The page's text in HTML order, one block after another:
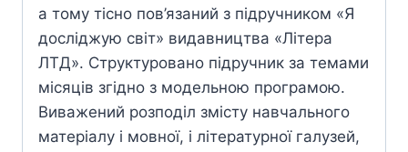
а тому тісно пов’язаний з підручником «Я
досліджую світ» видавництва «Літера
ЛТД». Структуровано підручник за темами
місяців згідно з модельною програмою.
Виважений розподіл змісту навчального
матеріалу і мовної, і літературної галузей,